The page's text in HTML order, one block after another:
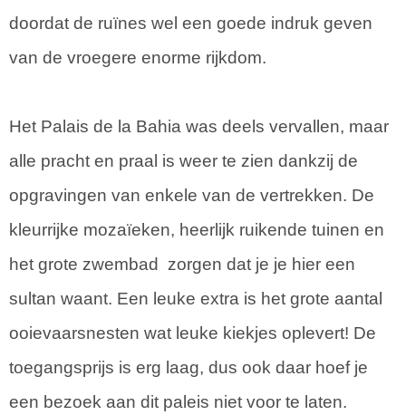
doordat de ruïnes wel een goede indruk geven
van de vroegere enorme rijkdom.
Het Palais de la Bahia was deels vervallen, maar
alle pracht en praal is weer te zien dankzij de
opgravingen van enkele van de vertrekken. De
kleurrijke mozaïeken, heerlijk ruikende tuinen en
het grote zwembad zorgen dat je je hier een
sultan waant. Een leuke extra is het grote aantal
ooievaarsnesten wat leuke kiekjes oplevert! De
toegangsprijs is erg laag, dus ook daar hoef je
een bezoek aan dit paleis niet voor te laten.